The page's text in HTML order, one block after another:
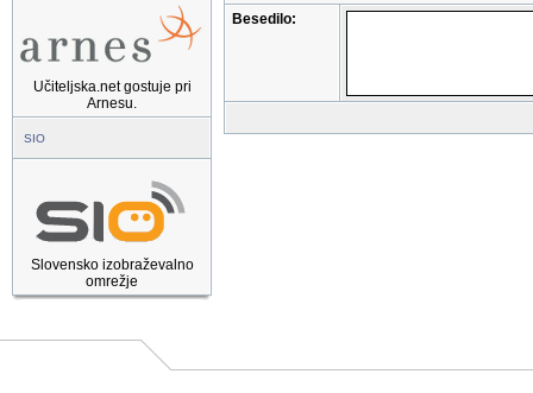
Učiteljska.net gostuje pri
Arnesu.
SIO
Slovensko izobraževalno
omrežje
Besedilo: